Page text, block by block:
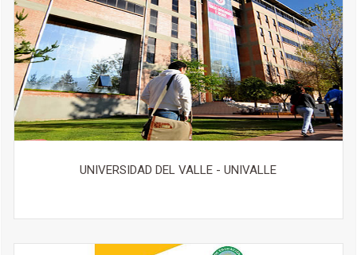
UNIVERSIDAD DEL VALLE - UNIVALLE